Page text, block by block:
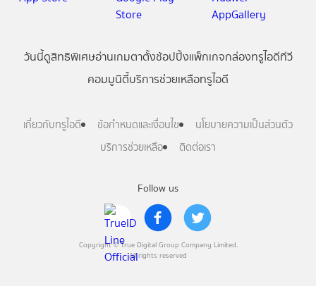
Follow us
Copyright © True Digital Group Company Limited.
All rights reserved
วันนี้ดูสิทธิพิเศษอ่านเกมตาตั้งช้อปปิ้งแพ็กเกจกล่องทรูไอดีทีวี
คอมมูนิตี้บริการช่วยเหลือทรูไอดี
เกี่ยวกับทรูไอดี ข้อกำหนดและเงื่อนไข
นโยบายความเป็นส่วนตัว
บริการช่วยเหลือ
ติดต่อเรา